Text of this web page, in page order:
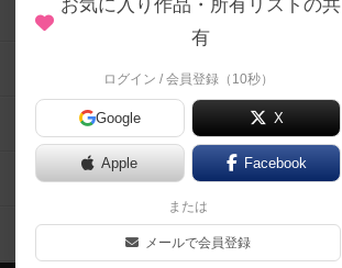
お気に入り作品・所有リストの共
有
ログイン / 会員登録（10秒）
Google X
Apple Facebook
または
メールで会員登録
メカニクス特集
掲示板・トピックス
ボドとも・会員一覧
ボードゲーム業界コラム
ボドゲーマご利用案内